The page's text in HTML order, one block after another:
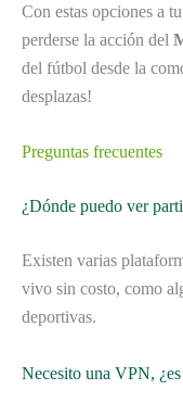
Con estas opciones a
perderse la acción del
del fútbol desde la
desplazas!
Preguntas frecuentes
¿Dónde puedo ver
Existen varias
vivo sin costo, como
deportivas.
Necesito una VPN,